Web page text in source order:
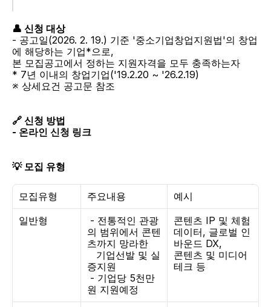
👤 신청 대상
- 공고일(2026. 2. 19.) 기준 '중소기업창업지원법'의 창업
에 해당하는 기업*으로,
본 모집공고에서 정하는 지원자격을 모두 충족하는자
* 7년 이내의 창업기업('19.2.20 ~ '26.2.19)
※ 상세요건 공고문 참조
🔗 신청 방법
- 온라인 신청 링크
💡 모집 유형
모집유형 주요내용
예시
일반형
- 전통적인 관광
의 범위에서 콘텐
츠까지 망라한
기업선발 및 실
증지원
- 기업당 5천만
원 지원예정
콘텐츠 IP 및 체험
데이터, 글로벌 인
바운드 DX,
콘텐츠 및 미디어
테크 등